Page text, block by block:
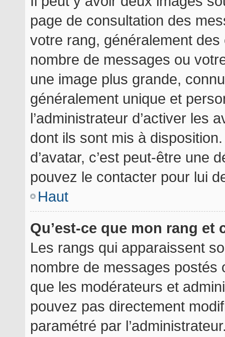
page de consultation des
votre rang, généralement
nombre de messages ou
une image plus grande,
généralement unique et
l’administrateur d’activer les
dont ils sont mis à
d’avatar, c’est peut-être une
pouvez le contacter pour lui
Haut
Qu’est-ce que mon rang
Les rangs qui apparaissent
nombre de messages postés
que les modérateurs et
pouvez pas directement
paramétré par